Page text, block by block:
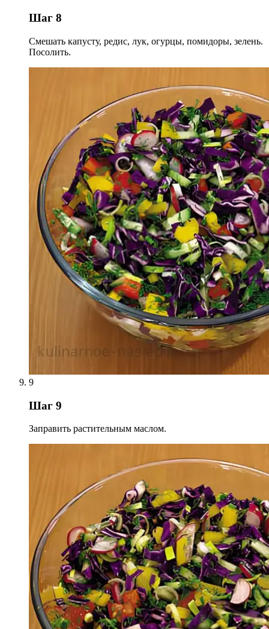
Шаг 8
Смешать капусту, редис, лук, огурцы, помидоры, зелень.
Посолить.
9
Шаг 9
Заправить растительным маслом.